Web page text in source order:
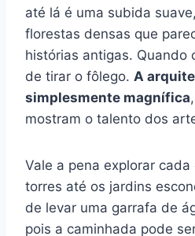
até lá é uma subida
florestas densas que
histórias antigas. Quando
de tirar o fôlego. A
simplesmente magnífica
mostram o talento dos
Vale a pena explorar
torres até os jardins
de levar uma garrafa de
pois a caminhada pode